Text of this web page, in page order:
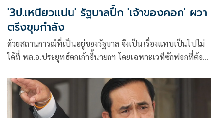
'3ป.เหนียวแน่น' รัฐบาลปึ้ก 'เจ้าของคอก' ผวา
ตรึงขุมกำลัง
ด้วยสถานการณ์ที่เป็นอยู่ของรัฐบาล จึงเป็นเรื่องแทบเป็นไปไม่
ได้ที่ พล.อ.ประยุทธ์ตกเก้าอี้นายกฯ โดยเฉพาะเวทีซักฟอกที่ต้อง